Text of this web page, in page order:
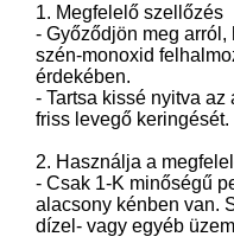
1. Megfelelő szellőzés
- Győződjön meg
szén-monoxid
érdekében.
- Tartsa kissé nyitva
friss levegő keringését.
2. Használja a
- Csak 1-K minőségű
alacsony kénben van.
dízel- vagy egyéb